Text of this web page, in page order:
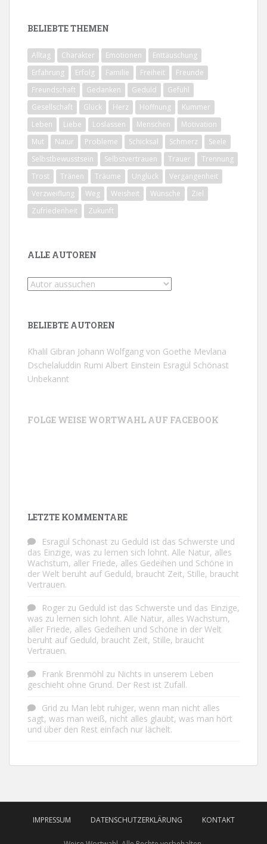
BELIEBTE THEMEN
Alltag Charakter Emotionen
Enttäuschung
Erfahrung
Erfolg Familie Freiheit
Freunde
Freundschaft
Gedanken Geduld
Gefühl
Gesellschaft
Glück Herz Hoffnung
Kummer
Leben
Liebe Loslassen Menschen
Motivation
Mut
Natur Probleme Schicksal Schmerz
Seele
Selbstbewusstsein
Selbstvertrauen Trauer
Trennung
Trost
Tränen Träume Unglück
Vergangenheit
Verzweiflung
Weg Weisheit Wünsche
Ziel
Zufriedenheit
Zukunft
ALLE AUTOREN
BELIEBTE AUTOREN
Khalil Gibran Johann Wolfgang von Goethe Mevlana
Dschelaluddin Rumi Albert Einstein Esragül Schönast
Unbekannt
FOLGE WEISE WORTWAHL AUF FACEBOOK
LETZTE KOMMENTARE
Esragül Schönast zu Geduld ist das Schwerste und
das Einzige, was zu lernen sich lohnt. Alle Natur, alles
Wachstum, aller Friede, alles Gedeihen und Schöne in
der Welt beruht auf Geduld, braucht Zeit, Stille, braucht
Vertrauen.
Roger zu Geduld ist das Schwerste und das Einzige,
was zu lernen sich lohnt. Alle Natur, alles Wachstum,
aller Friede, alles Gedeihen und Schöne in der Welt
beruht auf Geduld, braucht Zeit, Stille, braucht
Vertrauen.
Frank Brenmöhl zu Nichts in unserem Leben
geschieht ohne Grund. Der Rest ist Zufall.
Grid zu Man lebt ruhiger, wenn man nicht alles
sagt, was man weiß, nicht alles glaubt, was man hört
und über den Rest einfach nur lächelt.
IMPRESSUM DATENSCHUTZERKLÄRUNG KONTAKT